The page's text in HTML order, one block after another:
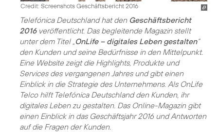
Credit: Screenshots Geschäftsbericht 2016
Telefónica Deutschland hat den Geschäftsbericht
2016veröffentlicht. Das begleitende Magazin stellt
unter dem Titel „ OnLife – digitales Leben gestalten“
den Kunden und seine Bedürfnisse in den Mittelpunkt.
Eine Website zeigt die Highlights, Produkte und
Services des vergangenen Jahres und gibt einen
Einblick in die Strategie des Unternehmens. Als OnLife
Telco hilft Telefónica Deutschland den Kunden, ihr
digitales Leben zu gestalten. Das Online-Magazin gibt
einen Einblick in das Geschäftsjahr 2016 und Antworten
auf die Fragen der Kunden.